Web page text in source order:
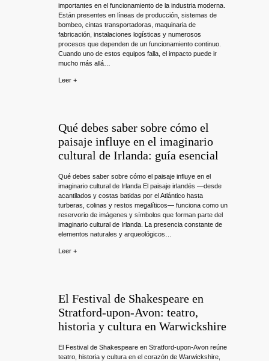
importantes en el funcionamiento de la industria moderna.
Están presentes en líneas de producción, sistemas de
bombeo, cintas transportadoras, maquinaria de
fabricación, instalaciones logísticas y numerosos
procesos que dependen de un funcionamiento continuo.
Cuando uno de estos equipos falla, el impacto puede ir
mucho más allá…
Leer +
Qué debes saber sobre cómo el
paisaje influye en el imaginario
cultural de Irlanda: guía esencial
Qué debes saber sobre cómo el paisaje influye en el
imaginario cultural de Irlanda El paisaje irlandés —desde
acantilados y costas batidas por el Atlántico hasta
turberas, colinas y restos megalíticos— funciona como un
reservorio de imágenes y símbolos que forman parte del
imaginario cultural de Irlanda. La presencia constante de
elementos naturales y arqueológicos…
Leer +
El Festival de Shakespeare en
Stratford-upon-Avon: teatro,
historia y cultura en Warwickshire
El Festival de Shakespeare en Stratford-upon-Avon reúne
teatro, historia y cultura en el corazón de Warwickshire,